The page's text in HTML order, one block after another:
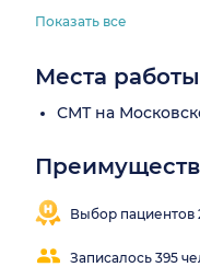
Показать все
Места работы
СМТ на
Выбор пациентов
Записалось 395